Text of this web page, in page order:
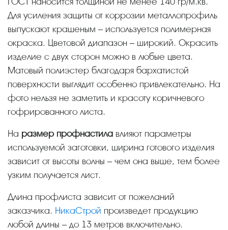
Для усиления защиты от коррозии металлопрофиль
выпускают крашеным – используется полимерная
окраска. Цветовой диапазон – широкий. Окрасить
изделие с двух сторон можно в любые цвета.
Матовый полиэстер благодаря бархатистой
поверхности выглядит особенно привлекательно. На
фото нельзя не заметить и красоту коричневого
гофрированного листа.
На размер профнастила влияют параметры
используемой заготовки, ширина готового изделия
зависит от высоты волны – чем она выше, тем более
узким получается лист.
Длина профлиста зависит от пожеланий
заказчика. НикаСтрой произведет продукцию
любой длины – до 13 метров включительно.